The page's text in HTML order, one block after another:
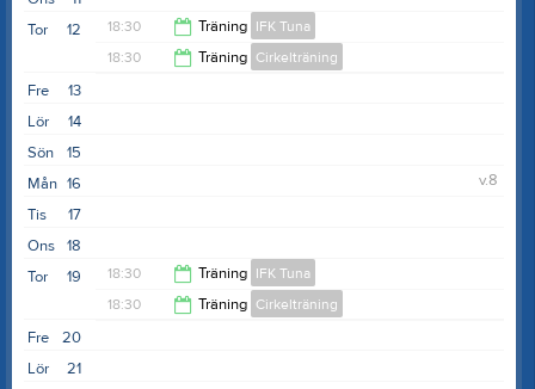
12
Tor 18:30 Träning IFK Tuna
18:30 Träning Cirkelträning
13
Fre
14
Lör
15
Sön
16
Mån
v.8
17
Tis
18
Ons
19
Tor 18:30 Träning IFK Tuna
18:30 Träning Cirkelträning
20
Fre
21
Lör